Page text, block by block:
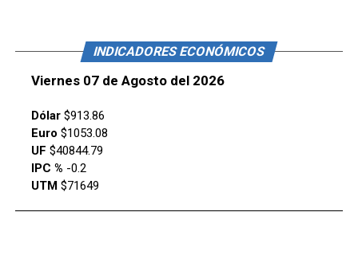
INDICADORES ECONÓMICOS
Viernes 07 de Agosto del 2026
Dólar$913.86
Euro $1053.08
UF $40844.79
IPC % -0.2
UTM$71649